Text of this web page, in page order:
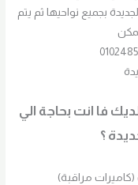
بجميع نواحيها ثم يتم
فا انت بحاجة الي
؟
مراقبة)